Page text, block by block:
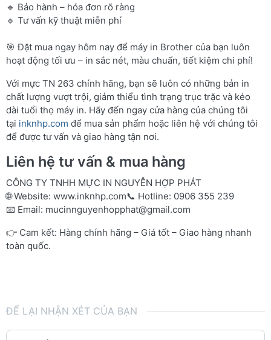
🔹 Bảo hành – hóa đơn rõ ràng
🔹 Tư vấn kỹ thuật miễn phí
🎯 Đặt mua ngay hôm nay để máy in Brother của bạn luôn
hoạt động tối ưu – in sắc nét, màu chuẩn, tiết kiệm chi phí!
Với mực TN 263 chính hãng, bạn sẽ luôn có những bản in
chất lượng vượt trội, giảm thiểu tình trạng trục trặc và kéo
dài tuổi thọ máy in. Hãy đến ngay cửa hàng của chúng tôi
tại inknhp.com để mua sản phẩm hoặc liên hệ với chúng tôi
để được tư vấn và giao hàng tận nơi.
Liên hệ tư vấn & mua hàng
CÔNG TY TNHH MỰC IN NGUYỄN HỢP PHÁT
🌐 Website: www.inknhp.com📞 Hotline: 0906 355 239
📧 Email: mucinnguyenhopphat@gmail.com
👉 Cam kết: Hàng chính hãng – Giá tốt – Giao hàng nhanh
toàn quốc.
ĐỂ LẠI NHẬN XÉT CỦA BẠN